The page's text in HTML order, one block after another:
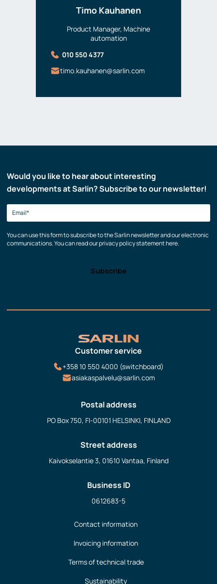
Timo Kauhanen
Product Manager, Machine
automation
010 550 4377
timo.kauhanen@sarlin.com
Would you like to hear about interesting
developments at Sarlin? Subscribe to our newsletter!
You can use this form to subscribe to the Sarlin newsletter and our electronic
communications. You can read our privacy policy statement here.
Customer service
+358 10 550 4000 (switchboard)
asiakaspalvelu@sarlin.com
Postal address
PO Box 750, FI-00101 HELSINKI, FINLAND
Street address
Kaivokselantie 3, 01610 Vantaa, Finland
Business ID
0612683-5
Contact information
Invoicing information
Terms of technical trade
Sustainability